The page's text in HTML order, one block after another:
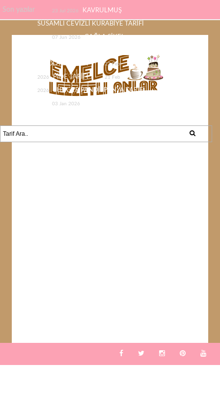
Son yazılar 23 Jul 2026 KAVRULMUŞ
SUSAMLI CEVİZLİ KURABİYE TARİFİ
07 Jun 2026 ÇAĞLA ŞİKEL
ÇİKOLATA TARİFİ 22 Feb
2026 PİDE TARİFİ 21 Feb
2026 SÜNGER PANDİSPANYA TARİFİ
03 Jan 2026